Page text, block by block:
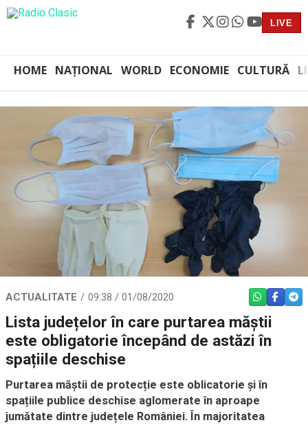
LIVE
HOME NAȚIONAL WORLD ECONOMIE CULTURĂ
ACTUALITATE 09:38 / 01/08/2020 WHATSAPP
Lista județelor în care purtarea măștii
este obligatorie începând de astăzi în
spațiile deschise
Purtarea măștii de protecție este oblicatorie și în
spațiile publice deschise aglomerate în aproape
jumătate dintre județele României. În majoritatea